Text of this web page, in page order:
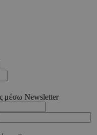
μέσω Newsletter